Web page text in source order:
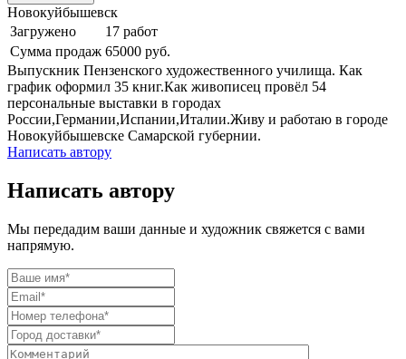
Новокуйбышевск
Загружено
17 работ
Сумма продаж 65000 руб.
Выпускник Пензенского художественного училища. Как
график оформил 35 книг.Как живописец провёл 54
персональные выставки в городах
России,Германии,Испании,Италии.Живу и работаю в городе
Новокуйбышевске Самарской губернии.
Написать автору
Написать автору
Мы передадим ваши данные и художник свяжется с вами
напрямую.